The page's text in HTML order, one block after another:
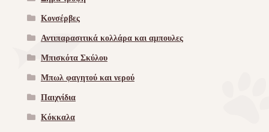
Κονσέρβες
Αντιπαρασιτικά κολλάρα και αμπουλες
Μπισκότα Σκύλου
Μπωλ φαγητού και νερού
Παιχνίδια
Κόκκαλα